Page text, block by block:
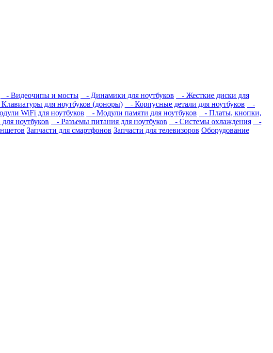
- Видеочипы и мосты - Динамики для ноутбуков
- Жесткие диски для
для ноутбуков (доноры) - Корпусные детали для ноутбуков
-
WiFi для ноутбуков - Модули памяти для ноутбуков
- Платы, кнопки,
ноутбуков - Разъемы питания для ноутбуков - Системы охлаждения
-
Запчасти для смартфонов Запчасти для телевизоров Оборудование